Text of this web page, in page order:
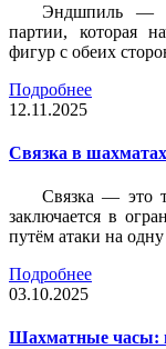
Эндшпиль —
партии, которая
фигур с обеих
Подробнее
12.11.2025
Связка в
Связка — это
заключается в
путём атаки на
Подробнее
03.10.2025
Шахматные часы: